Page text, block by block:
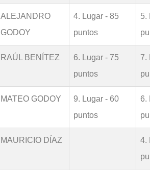
ALEJANDRO
GODOY
4. Lugar - 85
puntos
5.
RAÚL BENÍTEZ
6. Lugar - 75
puntos
7.
MATEO GODOY
9. Lugar - 60
puntos
6.
MAURICIO DÍAZ
4.